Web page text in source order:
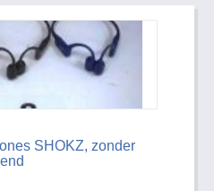
SHOKZ, zonder